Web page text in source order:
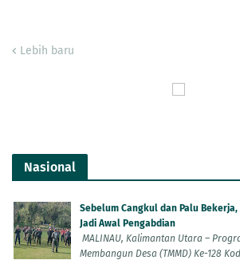
Lebih baru
Nasional
Sebelum Cangkul dan Palu Bekerja,
Jadi Awal Pengabdian
MALINAU, Kalimantan Utara –
Membangun Desa (TMMD) Ke-128